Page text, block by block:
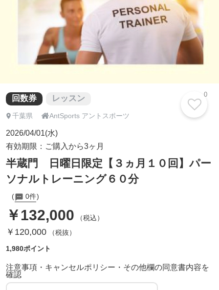
回数券 レッスン
千葉県 AntSports アントスポーツ
2026/04/01(水)
有効期限：ご購入から3ヶ月
半蔵門 日曜日限定【３ヵ月１０回】パー
ソナルトレーニング６０分
0件
￥132,000 （税込）
￥120,000（税抜）
1,980ポイント
注意事項・キャンセルポリシー・その他欄の同意書内容を
確認
0